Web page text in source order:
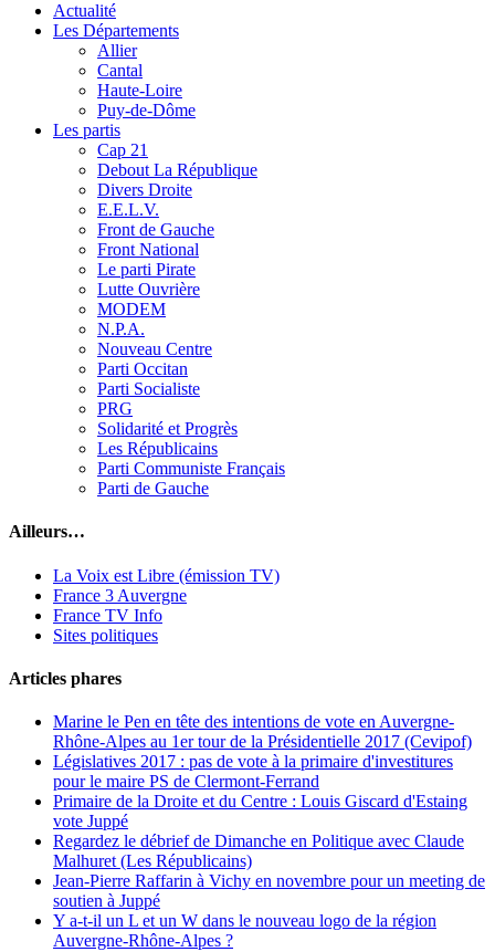
Actualité
Les Départements
Allier
Cantal
Haute-Loire
Puy-de-Dôme
Les partis
Cap 21
Debout La République
Divers Droite
E.E.L.V.
Front de Gauche
Front National
Le parti Pirate
Lutte Ouvrière
MODEM
N.P.A.
Nouveau Centre
Parti Occitan
Parti Socialiste
PRG
Solidarité et Progrès
Les Républicains
Parti Communiste Français
Parti de Gauche
Ailleurs…
La Voix est Libre (émission TV)
France 3 Auvergne
France TV Info
Sites politiques
Articles phares
Marine le Pen en tête des intentions de vote en Auvergne-
Rhône-Alpes au 1er tour de la Présidentielle 2017 (Cevipof)
Législatives 2017 : pas de vote à la primaire d'investitures
pour le maire PS de Clermont-Ferrand
Primaire de la Droite et du Centre : Louis Giscard d'Estaing
vote Juppé
Regardez le débrief de Dimanche en Politique avec Claude
Malhuret (Les Républicains)
Jean-Pierre Raffarin à Vichy en novembre pour un meeting de
soutien à Juppé
Y a-t-il un L et un W dans le nouveau logo de la région
Auvergne-Rhône-Alpes ?